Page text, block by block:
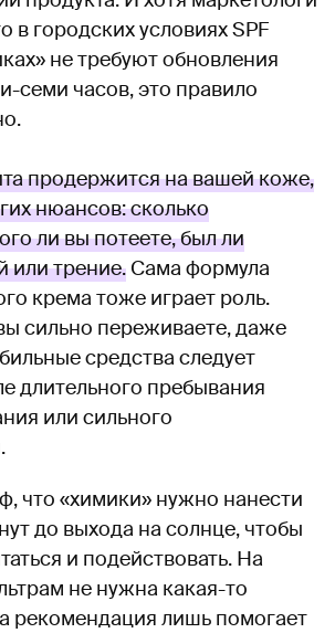
в городских условиях SPF
не требуют обновления
семи часов, это правило
продержится на вашей коже,
нюансов: сколько
ли вы потеете, был ли
или трение. Сама формула
крема тоже играет роль.
сильно переживаете, даже
средства следует
длительного пребывания
или сильного
что «химики» нужно нанести
до выхода на солнце, чтобы
и подействовать. На
не нужна какая-то
рекомендация лишь помогает